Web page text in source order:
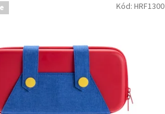
Kód:HRF1300